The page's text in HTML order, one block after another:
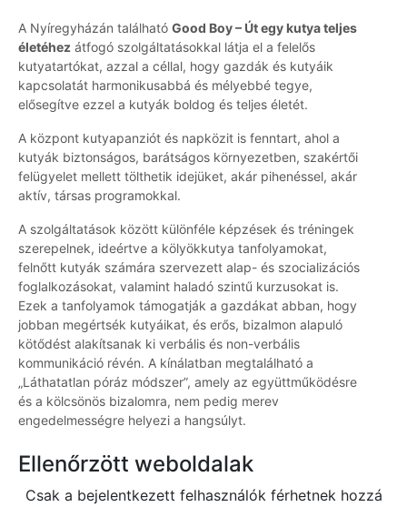
A Nyíregyházán található Good Boy – Út egy kutya teljes
életéhez átfogó szolgáltatásokkal látja el a felelős
kutyatartókat, azzal a céllal, hogy gazdák és kutyáik
kapcsolatát harmonikusabbá és mélyebbé tegye,
elősegítve ezzel a kutyák boldog és teljes életét.
A központ kutyapanziót és napközit is fenntart, ahol a
kutyák biztonságos, barátságos környezetben, szakértői
felügyelet mellett tölthetik idejüket, akár pihenéssel, akár
aktív, társas programokkal.
A szolgáltatások között különféle képzések és tréningek
szerepelnek, ideértve a kölyökkutya tanfolyamokat,
felnőtt kutyák számára szervezett alap- és szocializációs
foglalkozásokat, valamint haladó szintű kurzusokat is.
Ezek a tanfolyamok támogatják a gazdákat abban, hogy
jobban megértsék kutyáikat, és erős, bizalmon alapuló
kötődést alakítsanak ki verbális és non-verbális
kommunikáció révén. A kínálatban megtalálható a
„Láthatatlan póráz módszer”, amely az együttműködésre
és a kölcsönös bizalomra, nem pedig merev
engedelmességre helyezi a hangsúlyt.
Ellenőrzött weboldalak
Csak a bejelentkezett felhasználók férhetnek hozzá